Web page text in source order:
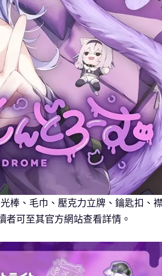
棒、毛巾、壓克力立牌、鑰匙扣、
可至其官方網站查看詳情。